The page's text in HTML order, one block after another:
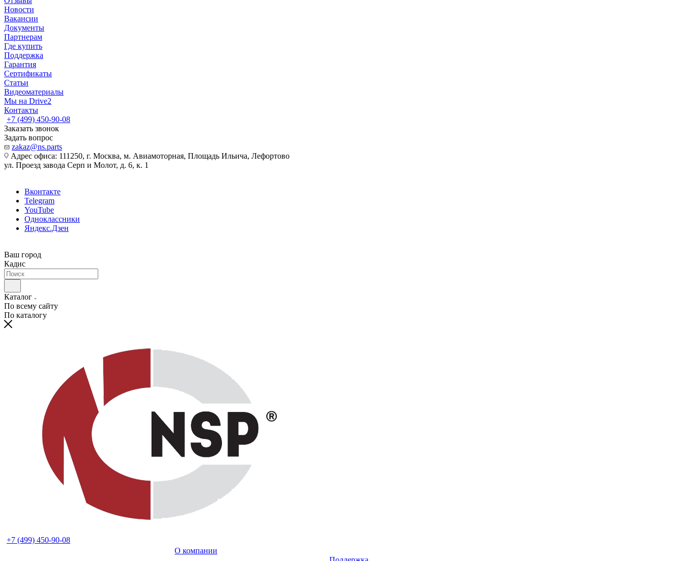
Новости
Вакансии
Документы
Партнерам
Где купить
Поддержка
Гарантия
Сертификаты
Статьи
Видеоматериалы
Мы на Drive2
Контакты
+7 (499) 450-90-08
Заказать звонок
Задать вопрос
zakaz@ns.parts
Адрес офиса: 111250, г. Москва, м. Авиамоторная, Площадь Ильича, Лефортово
ул. Проезд завода Серп и Молот, д. 6, к. 1
Вконтакте
Telegram
YouTube
Одноклассники
Яндекс.Дзен
Ваш город
Кадис
Каталог
По всему сайту
По каталогу
+7 (499) 450-90-08
О компании